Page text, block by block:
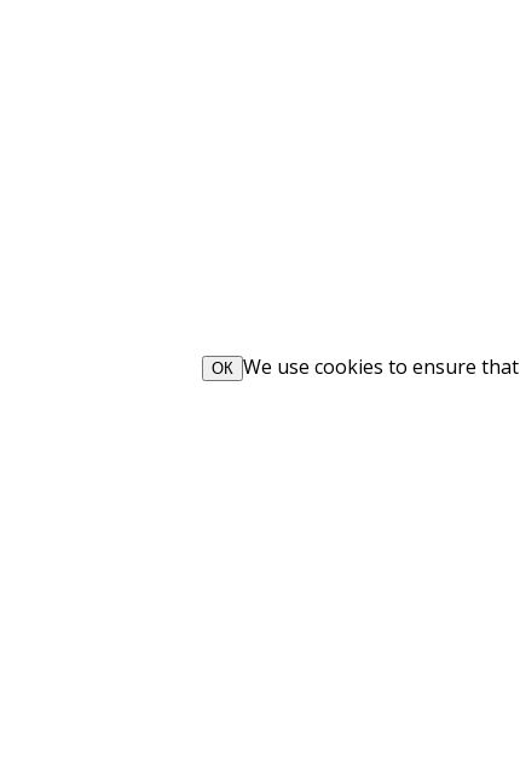
We use cookies to ensure
ОК